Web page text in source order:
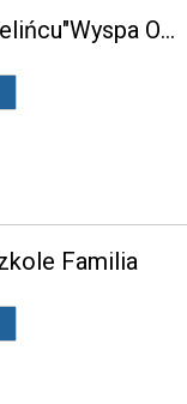
Niepubliczne Przedszkole w Zielińcu"Wyspa Odkrywców"
Familia